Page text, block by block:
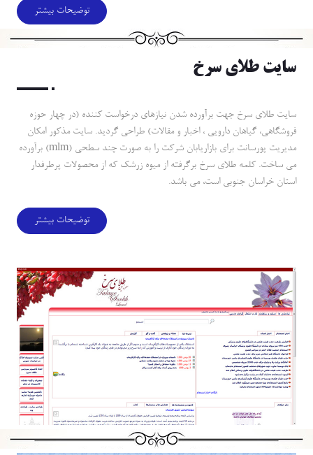
توضیحات بیشتر
سايت طلاي سرخ
سايت طلاي سرخ جهت برآورده شدن نيازهاي درخواست كننده (در چهار حوزه
فروشگاهي، گياهان دارويي ، اخبار و مقالات) طراحي گرديد. سايت مذكور امكان
مديريت پورسانت براي بازاريابان شركت را به صورت چند سطحي (mlm) برآورده
مي ساخت. كلمه طلاي سرخ برگرفته از ميوه زرشك كه از محصولات پرطرفدار
استان خراسان جنوبي است، مي باشد.
توضیحات بیشتر